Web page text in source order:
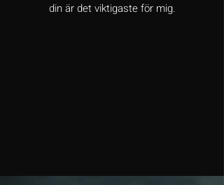
din är det viktigaste för mig.